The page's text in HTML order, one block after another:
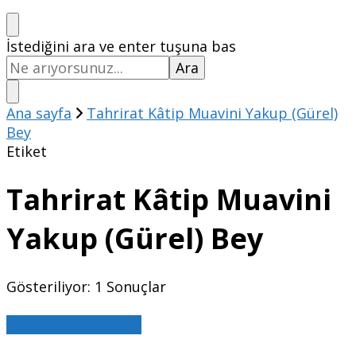
Bir
şey
mi
arıyorsunuz?
İstediğini ara ve enter tuşuna bas
Ana sayfa
Tahrirat Kâtip Muavini Yakup (Gürel)
Bey
Etiket
Tahrirat Kâtip Muavini
Yakup (Gürel) Bey
Gösteriliyor: 1 Sonuçlar